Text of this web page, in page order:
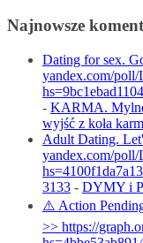
Najnowsze
Dating for sex.
yandex.com/
- KARMA. Mylne
wyjść z koła
Adult Dating.
yandex.com/
3133 - DYMY i
⚠️ Action
>> https://